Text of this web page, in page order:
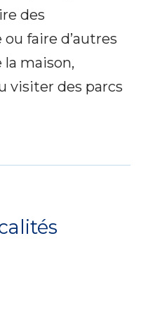
des
faire d’autres
la maison,
visiter des parcs